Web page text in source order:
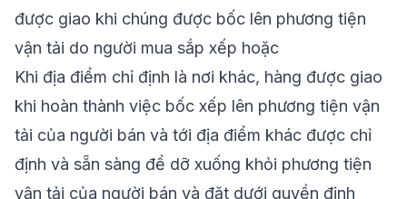
được giao khi chúng được bốc lên phương tiện
vận tải do người mua sắp xếp hoặc
Khi địa điểm chỉ định là nơi khác, hàng được giao
khi hoàn thành việc bốc xếp lên phương tiện vận
tải của người bán và tới địa điểm khác được chỉ
định và sẵn sàng để dỡ xuống khỏi phương tiện
vận tải của người bán và đặt dưới quyền định